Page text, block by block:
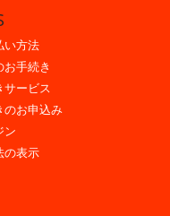
い方法
手続き
サービス
のお申込み
ン
の表示